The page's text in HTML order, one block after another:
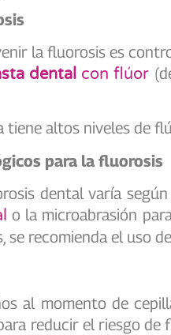
la fluorosis es
dentalcon flúor
tiene altos niveles de
para la fluorosis
dental varía
o la microabrasión
se recomienda el uso
al momento de
reducir el riesgo